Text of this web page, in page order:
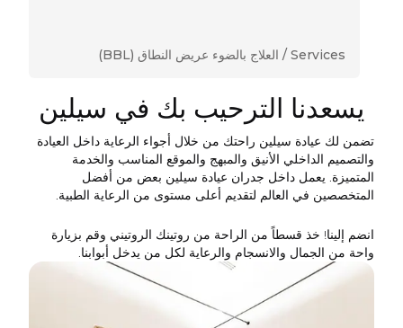
Services / العلاج بالضوء عريض النطاق (BBL)
يسعدنا الترحيب بك في سيلين
تضمن لك عيادة سيلين راحتك من خلال أجواء الرعاية داخل العيادة
والتصميم الداخلي الأنيق والمبهج والموقع المناسب والخدمة
المتميزة. يعمل داخل جدران عيادة سيلين بعض من أفضل
المتخصصين في العالم لتقديم أعلى مستوى من الرعاية الطبية.
انضم إلينا! خذ قسطاً من الراحة من روتينك الروتيني وقم بزيارة
واحة من الجمال والانسجام والرعاية لكل من يدخل أبوابنا.